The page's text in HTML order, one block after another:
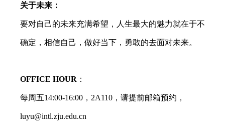
关于未来：
要对自己的未来充满希望，人生最大的魅力就在于不
确定，相信自己，做好当下，勇敢的去面对未来。
OFFICE HOUR ：
每周五14:00-16:00 ， 2A110 ，请提前邮箱预约，
luyu@intl.zju.edu.cn